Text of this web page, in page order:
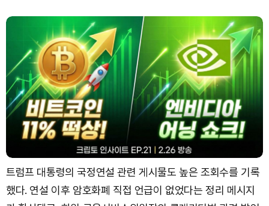
트럼프 대통령의 국정연설 관련 게시물도 높은 조회수를 기록
했다. 연설 이후 암호화폐 직접 언급이 없었다는 정리 메시지